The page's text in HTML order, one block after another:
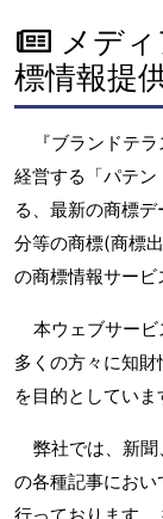
メデ
標情報提
『ブランドテ
経営する「パテ
る、最新の商標
分等の商標(商標
の商標情報サービ
本ウェブサービ
多くの方々に知
を目的としていま
弊社では、新
の各種記事にお
行っております